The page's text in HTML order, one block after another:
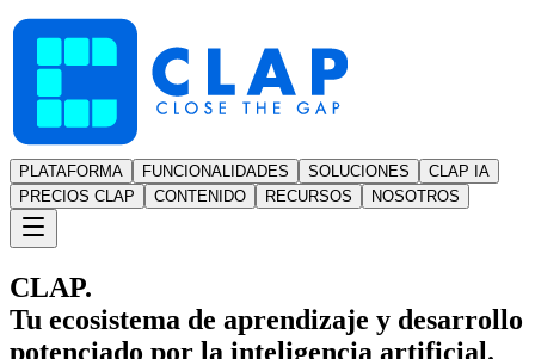
PLATAFORMA FUNCIONALIDADES SOLUCIONES
CLAP IA
PRECIOS CLAP
CONTENIDO RECURSOS NOSOTROS
CLAP.
Tu ecosistema de aprendizaje y desarrollo
potenciado por la inteligencia artificial.